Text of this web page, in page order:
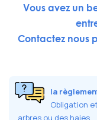
Vous avez un
Contactez nous
la
Obligation
arbres ou des haies.